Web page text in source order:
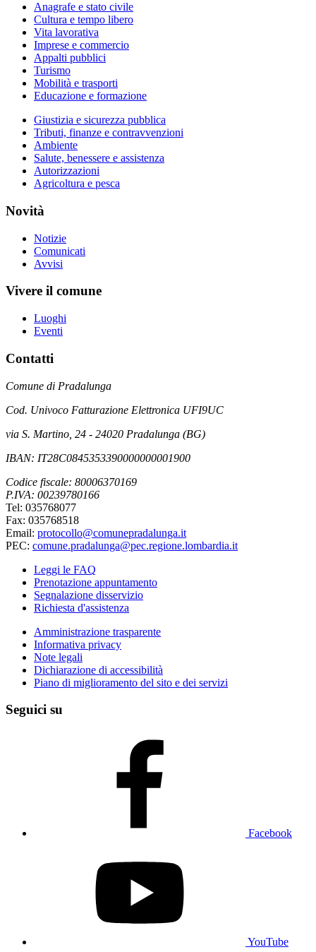
Anagrafe e stato civile
Cultura e tempo libero
Vita lavorativa
Imprese e commercio
Appalti pubblici
Turismo
Mobilità e trasporti
Educazione e formazione
Giustizia e sicurezza pubblica
Tributi, finanze e contravvenzioni
Ambiente
Salute, benessere e assistenza
Autorizzazioni
Agricoltura e pesca
Novità
Notizie
Comunicati
Avvisi
Vivere il comune
Luoghi
Eventi
Contatti
Comune di Pradalunga
Cod. Univoco Fatturazione Elettronica UFI9UC
via S. Martino, 24 - 24020 Pradalunga (BG)
IBAN: IT28C0845353390000000001900
Codice fiscale: 80006370169
P.IVA: 00239780166
Tel: 035768077
Fax: 035768518
Email: protocollo@comunepradalunga.it
PEC: comune.pradalunga@pec.regione.lombardia.it
Leggi le FAQ
Prenotazione appuntamento
Segnalazione disservizio
Richiesta d'assistenza
Amministrazione trasparente
Informativa privacy
Note legali
Dichiarazione di accessibilità
Piano di miglioramento del sito e dei servizi
Seguici su
Facebook
YouTube